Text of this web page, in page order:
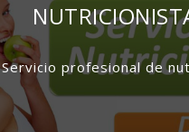
Servicio profesional de